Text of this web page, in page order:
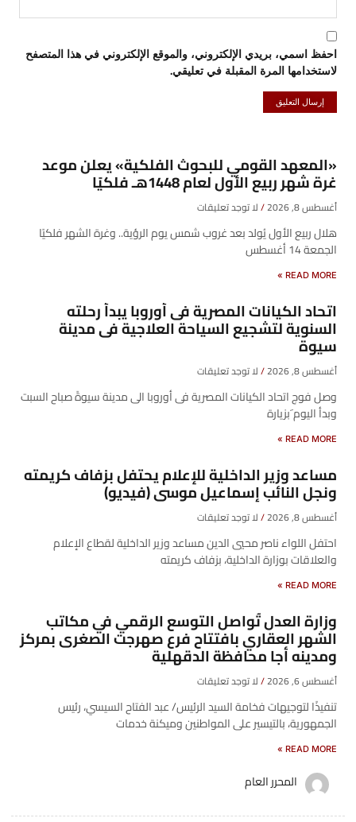
احفظ اسمي، بريدي الإلكتروني، والموقع الإلكتروني في هذا المتصفح
لاستخدامها المرة المقبلة في تعليقي.
«المعهد القومي للبحوث الفلكية» يعلن موعد
غرة شهر ربيع الأول لعام 1448هـ فلكيًا
أغسطس 8, 2026 لا توجد تعليقات
هلال ربيع الأول يُولد بعد غروب شمس يوم الرؤية.. وغرة الشهر فلكيًا
الجمعة 14 أغسطس
READ MORE »
اتحاد الكيانات المصرية فى أوروبا يبدأ رحلته
السنوية لتشجيع السياحة العلاجية فى مدينة
سيوة
أغسطس 8, 2026 لا توجد تعليقات
وصل فوج اتحاد الكيانات المصرية فى أوروبا الى مدينة سيوةً صباح السبت
وبدأ اليوم َبزيارة
READ MORE »
مساعد وزير الداخلية للإعلام يحتفل بزفاف كريمته
ونجل النائب إسماعيل موسى (فيديو)
أغسطس 8, 2026 لا توجد تعليقات
احتفل اللواء ناصر محيي الدين مساعد وزير الداخلية لقطاع الإعلام
والعلاقات بوزارة الداخلية، بزفاف كريمته
READ MORE »
وزارة العدل تُواصل التوسع الرقمي في مكاتب
الشهر العقاري بافتتاح فرع صهرجت الصغرى بمركز
ومدينه أجا محافظة الدقهلية
أغسطس 6, 2026 لا توجد تعليقات
تنفيذًا لتوجيهات فخامة السيد الرئيس/ عبد الفتاح السيسي، رئيس
الجمهورية، بالتيسير على المواطنين وميكنة خدمات
READ MORE »
المحرر العام